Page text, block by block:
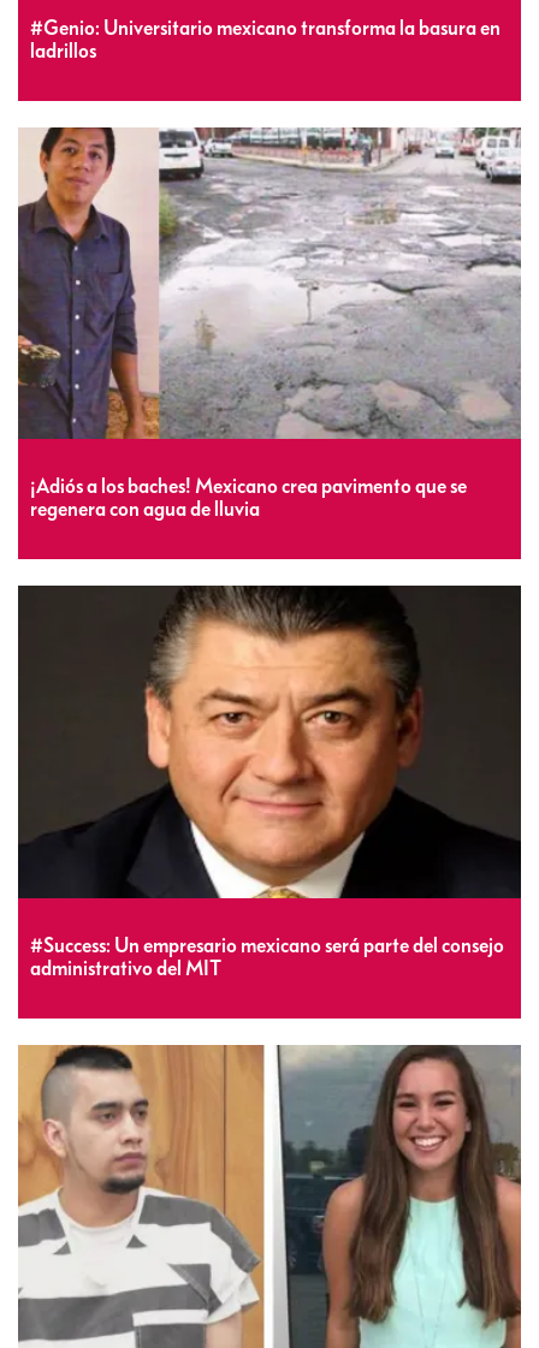
#Genio: Universitario mexicano transforma la basura en
ladrillos
¡Adiós a los baches! Mexicano crea pavimento que se
regenera con agua de lluvia
#Success: Un empresario mexicano será parte del consejo
administrativo del MIT